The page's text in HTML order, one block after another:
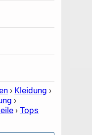
› Kleidung ›
›
›Tops